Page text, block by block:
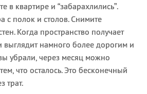
в квартире и “забарахлились”.
с полок и столов. Снимите
Когда пространство получает
выглядит намного более дорогим и
убрали, через месяц можно
что осталось. Это бесконечный
трат.